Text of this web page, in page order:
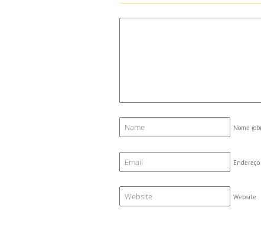
Nome
Website